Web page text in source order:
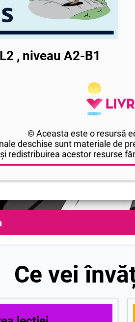
, niveau A2-B1
© Aceasta este o resursă
deschise sunt materiale de
redistribuirea acestor resurse
Ce vei